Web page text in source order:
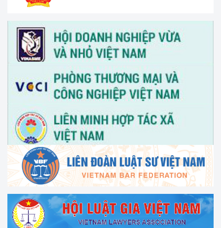
nữ khởi nghiệp, phát triển kinh doanh" vào ngày 30/3/2026
V/v thông tin và đề nghị phối hợp triển khai hoạt động của
Trung tâm Hỗ trợ pháp lý cho doanh nghiệp nhỏ và vừa